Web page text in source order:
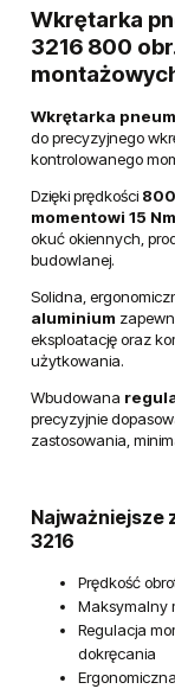
Wkrętarka
3216 800
Wkrętarka
do precyzyjnego
kontrolowanego
Dzięki prędkości
momentowi 15 Nm
okuć okiennych,
budowlanej.
Solidna,
aluminium
eksploatację oraz
użytkowania.
Wbudowana
precyzyjnie
zastosowania,
Najważniejsze
3216
Prędkość
Maksymalny
Regulacja
dokręcania